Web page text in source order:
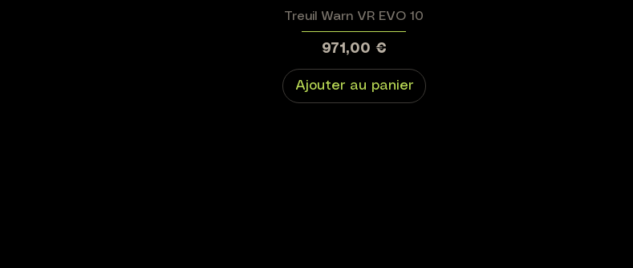
Treuil Warn VR EVO 10
Prix
971,00 €
Ajouter au panier